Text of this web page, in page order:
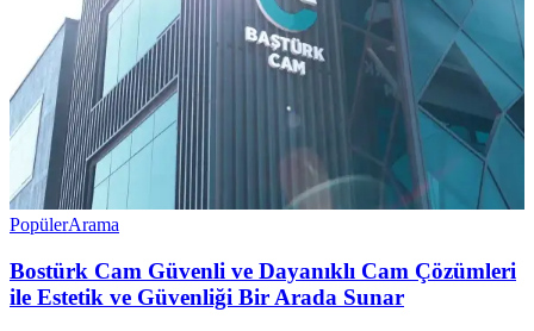
PopülerArama
Bostürk Cam Güvenli ve Dayanıklı Cam Çözümleri
ile Estetik ve Güvenliği Bir Arada Sunar